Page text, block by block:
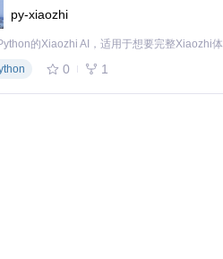
支持Windows/Linux/macOS多平台
py-xiaozhi
0 1